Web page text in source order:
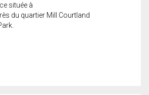
située à
du quartier Mill Courtland